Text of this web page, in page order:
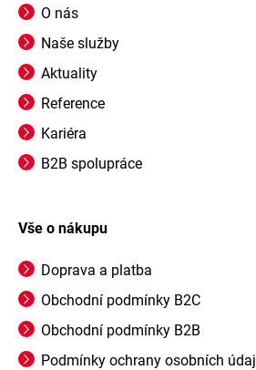
O nás
Naše služby
Aktuality
Reference
Kariéra
B2B spolupráce
Vše o nákupu
Doprava a platba
Obchodní podmínky B2C
Obchodní podmínky B2B
Podmínky ochrany osobních